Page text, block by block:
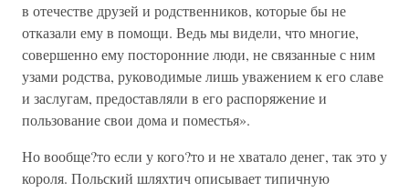
в отечестве друзей и родственников, которые бы не
отказали ему в помощи. Ведь мы видели, что многие,
совершенно ему посторонние люди, не связанные с ним
узами родства, руководимые лишь уважением к его славе
и заслугам, предоставляли в его распоряжение и
пользование свои дома и поместья».
Но вообще?то если у кого?то и не хватало денег, так это у
короля. Польский шляхтич описывает типичную